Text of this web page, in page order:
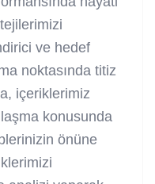
ve hedef
noktasında titiz
içeriklerimiz
konusunda
önüne